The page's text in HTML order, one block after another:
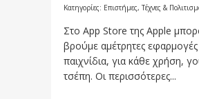
Κατηγορίες: Επιστήμες, Τέχνες &
Στο App Store της Apple
βρούμε αμέτρητες εφαρμογές
παιχνίδια, για κάθε χρήση,
τσέπη. Οι περισσότερες...